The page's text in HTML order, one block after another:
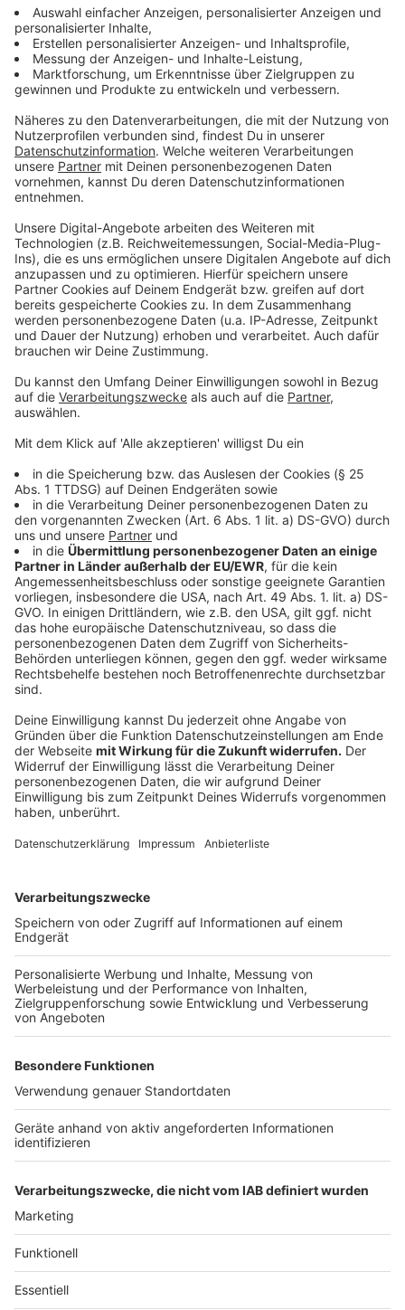
sollte die großräumigen Umleitungen über die A1 und
A3 (über Köln) sowie über die A44 und A7 (über Kassel)
nutzen.
Anzeige
©picture alliance/dpa | Markus Klümper
Die alte Talbrücke Rahmede sorgt rund um die A45 bei
Anzeige
A57 an der Anschlussstelle Krefeld-Oppum
und Autobahnkreuz Meerbusch
sechsstreifig ausgebaut, inklusive Neubau von
Lärmschutzwänden und Entwässerungsanlagen. Im
Frühjahr 2025 soll es kurzzeitige Vollsperrungen
geben. Angesichts der hohen Verkehrsbelastungen
und der verengten Baustellenführung wird es aber
auch sonst immer wieder zu Staus kommen.
Anzeige
A59 bei Monheim und Düsseldorf Süd
Anzeige
Wegen Straßenschäden gilt dort Tempo 80 - erst
2026 soll die Sanierung auf dem zwölf Kilometer
langen Abschnitt beginnen. Bis dahin können auch
weiterhin kurzfristige Sperrungen erforderlich sein.
Dann ist auf den Umleitungsstrecken der A3 und A46
Anzeige
Auch die Bahn lässt bauen - Die
Streckensperrungen in 2025
Anzeige
Generalsanierungen im Fernverkehr angekündigt.
findet ihr die geplanten Großbaustellen und
Streckensperrungen für das nächste Jahr im Überblick.
Autor: Joachim Schultheis (mit dpa)
Anzeige